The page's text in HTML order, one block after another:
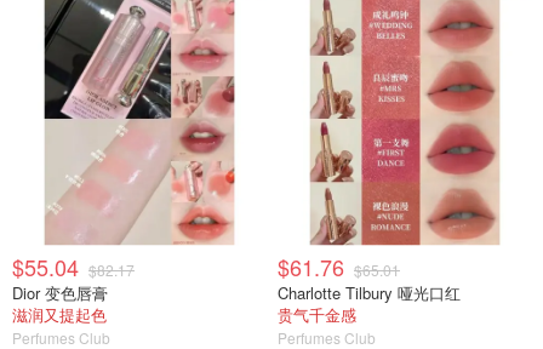
$55.04 $82.17
Dior 变色唇膏
滋润又提起色
Perfumes Club
$61.76 $65.01
Charlotte Tilbury 哑光口红
贵气千金感
Perfumes Club